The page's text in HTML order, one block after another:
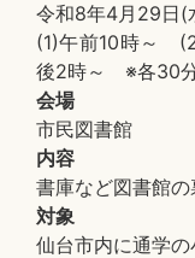
令和8年4月29日
(1)午前10時～
後2時～ ※各30
会場
市民図書館
内容
書庫など図書館の
対象
仙台市内に通学